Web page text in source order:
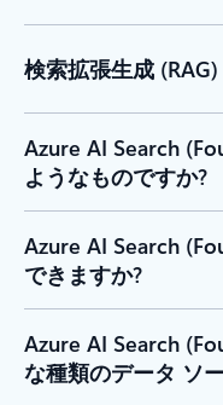
検索拡張生成
Azure AI Search
ようなものですか?
Azure AI Search
できますか?
Azure AI Search
な種類のデータ ソ